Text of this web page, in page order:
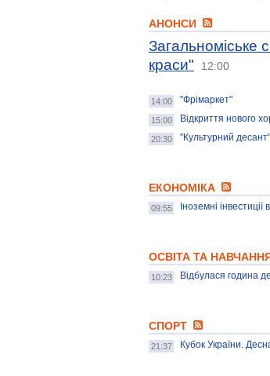
АНОНСИ
Загальноміське
краси"
12:00
14:00 "Фрімаркет"
15:00 Відкриття нового
20:30 "Культурний десант"
ЕКОНОМІКА
09:55 Іноземні
ОСВІТА ТА
10:23 Відбулася година
СПОРТ
21:37 Кубок України.